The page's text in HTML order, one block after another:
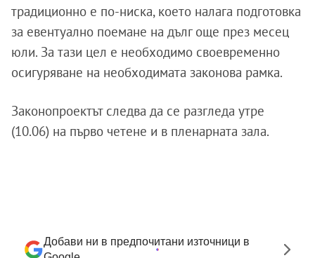
традиционно е по-ниска, което налага подготовка
за евентуално поемане на дълг още през месец
юли. За тази цел е необходимо своевременно
осигуряване на необходимата законова рамка.
Законопроектът следва да се разгледа утре
(10.06) на първо четене и в пленарната зала.
Добави ни в предпочитани източници в